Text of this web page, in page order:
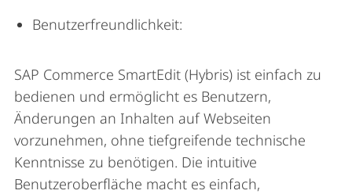
Benutzerfreundlichkeit:
SAP Commerce SmartEdit (Hybris) ist einfach zu
bedienen und ermöglicht es Benutzern,
Änderungen an Inhalten auf Webseiten
vorzunehmen, ohne tiefgreifende technische
Kenntnisse zu benötigen. Die intuitive
Benutzeroberfläche macht es einfach,